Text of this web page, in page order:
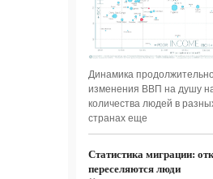
Динамика
изменения ВВП на душу
количества людей в
странах еще
Статистика миграции:
переселяются люди